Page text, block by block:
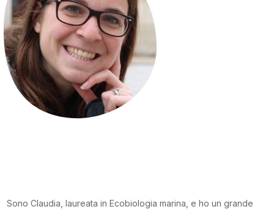
Sono Claudia, laureata in Ecobiologia marina, e ho un grande